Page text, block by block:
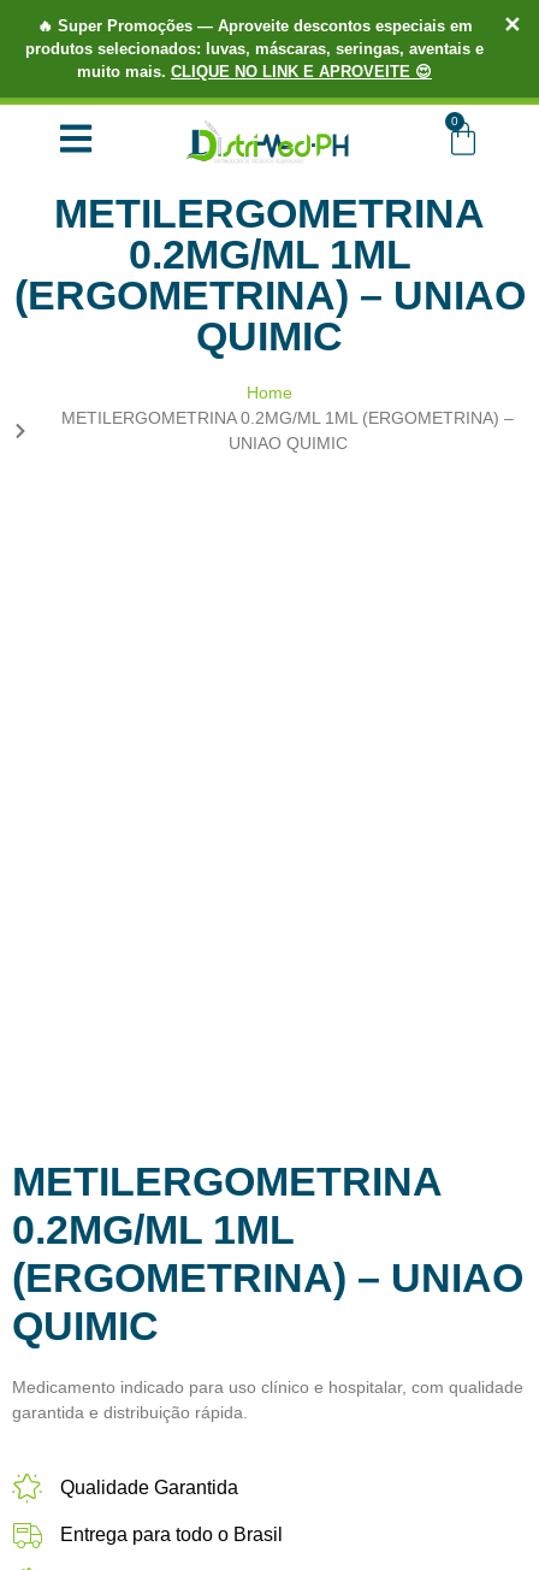
🔥 Super Promoções— Aproveite descontos especiais em
produtos selecionados: luvas, máscaras, seringas, aventais e
muito mais. CLIQUE NO LINK E APROVEITE 😍
✕
TUDO EM ATÉ 3X SEM JUROS.
0
METILERGOMETRINA
0.2MG/ML 1ML
(ERGOMETRINA) – UNIAO
QUIMIC
Home
METILERGOMETRINA 0.2MG/ML 1ML (ERGOMETRINA) –
UNIAO QUIMIC
METILERGOMETRINA
0.2MG/ML 1ML
(ERGOMETRINA) – UNIAO
QUIMIC
Medicamento indicado para uso clínico e hospitalar, com qualidade
garantida e distribuição rápida.
Qualidade Garantida
Entrega para todo o Brasil